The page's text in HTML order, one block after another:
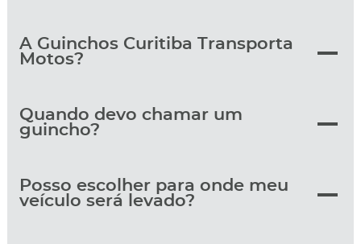
A Guinchos Curitiba Transporta
Motos?
Quando devo chamar um
guincho?
Posso escolher para onde meu
veículo será levado?